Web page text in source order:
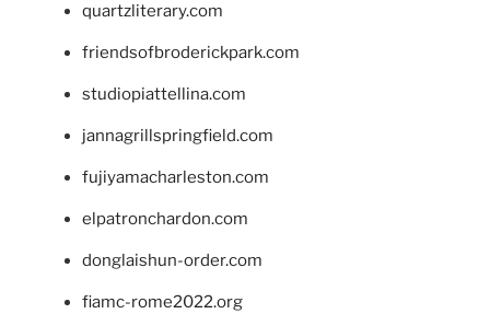
quartzliterary.com
friendsofbroderickpark.com
studiopiattellina.com
jannagrillspringfield.com
fujiyamacharleston.com
elpatronchardon.com
donglaishun-order.com
fiamc-rome2022.org